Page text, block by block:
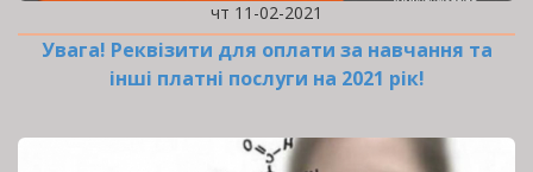
чт 11-02-2021
Увага! Реквізити для оплати за навчання та
інші платні послуги на 2021 рік!